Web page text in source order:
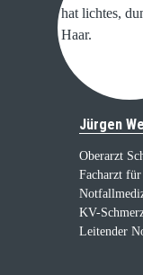
Jürgen
Oberarzt
Facharzt
KV-
Leitender